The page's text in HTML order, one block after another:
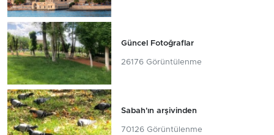
Güncel Fotoğraflar
26176 Görüntülenme
Sabah'ın arşivinden
70126 Görüntülenme